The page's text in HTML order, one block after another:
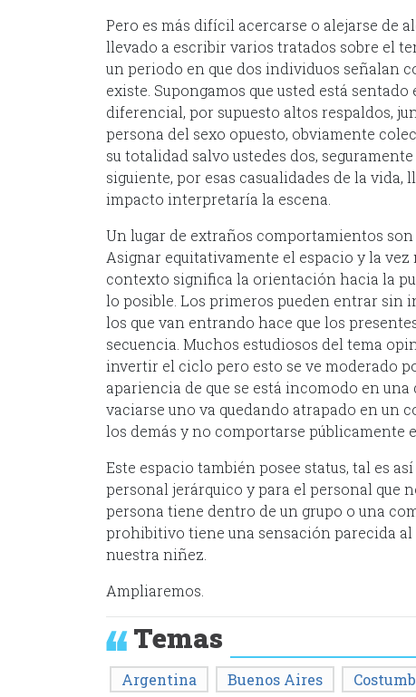
Pero es más difícil acercarse o alejarse de
llevado a escribir varios tratados sobre el
un periodo en que dos individuos señalan
existe. Supongamos que usted está
diferencial, por supuesto altos respaldos,
persona del sexo opuesto, obviamente
su totalidad salvo ustedes dos,
siguiente, por esas casualidades de la vida,
impacto interpretaría la escena.
Un lugar de extraños comportamientos son
Asignar equitativamente el espacio y la
contexto significa la orientación hacia la
lo posible. Los primeros pueden entrar sin
los que van entrando hace que los
secuencia. Muchos estudiosos del tema
invertir el ciclo pero esto se ve moderado
apariencia de que se está incomodo en
vaciarse uno va quedando atrapado en un
los demás y no comportarse públicamente
Este espacio también posee status, tal es
personal jerárquico y para el personal que
persona tiene dentro de un grupo o una
prohibitivo tiene una sensación parecida
nuestra niñez.
Ampliaremos.
Temas
Argentina Buenos Aires